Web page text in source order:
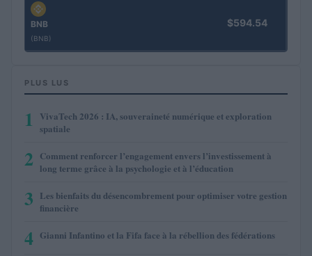
BNB
(BNB)
$594.54
PLUS LUS
1
VivaTech 2026 : IA, souveraineté numérique et exploration
spatiale
2 Comment renforcer l’engagement envers l’investissement à
long terme grâce à la psychologie et à l’éducation
3 Les bienfaits du désencombrement pour optimiser votre gestion
financière
4 Gianni Infantino et la Fifa face à la rébellion des fédérations